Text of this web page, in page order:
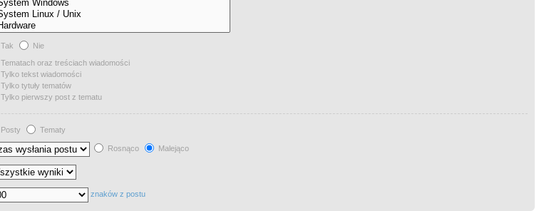
Tak
Nie
Tematach oraz treściach wiadomości
Tylko tekst wiadomości
Tylko tytuły tematów
Tylko pierwszy post z tematu
Posty
Tematy
Rosnąco Malejąco
znaków z postu